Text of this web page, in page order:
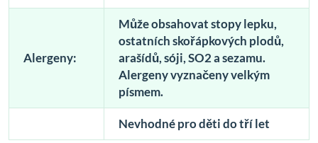
Alergeny:
Může obsahovat stopy lepku,
ostatních skořápkových plodů,
arašídů, sóji, SO2 a sezamu.
Alergeny vyznačeny velkým
písmem.
Nevhodné pro děti do tří let